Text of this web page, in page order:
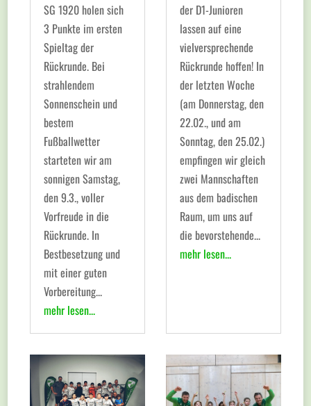
SG 1920 holen sich
3 Punkte im ersten
Spieltag der
Rückrunde. Bei
strahlendem
Sonnenschein und
bestem
Fußballwetter
starteten wir am
sonnigen Samstag,
den 9.3., voller
Vorfreude in die
Rückrunde. In
Bestbesetzung und
mit einer guten
Vorbereitung...
mehr lesen...
der D1-Junioren
lassen auf eine
vielversprechende
Rückrunde hoffen! In
der letzten Woche
(am Donnerstag, den
22.02., und am
Sonntag, den 25.02.)
empfingen wir gleich
zwei Mannschaften
aus dem badischen
Raum, um uns auf
die bevorstehende...
mehr lesen...